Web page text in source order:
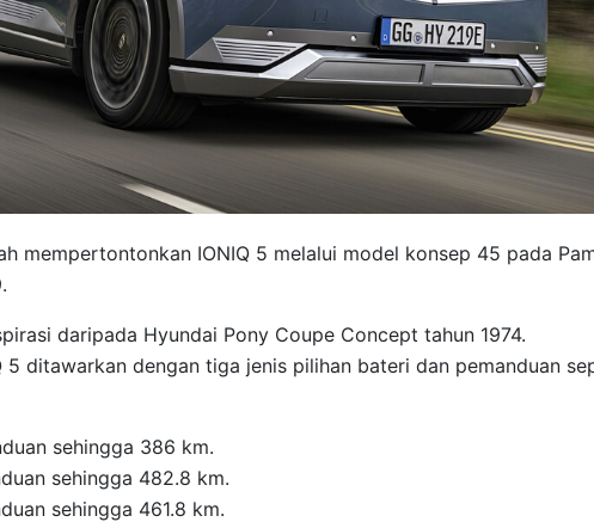
mempertontonkan IONIQ 5 melalui model konsep 45 pada
daripada Hyundai Pony Coupe Concept tahun 1974.
5 ditawarkan dengan tiga jenis pilihan bateri dan pemanduan
sehingga 386 km.
sehingga 482.8 km.
sehingga 461.8 km.